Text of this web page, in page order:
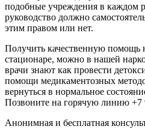
подобные учреждения в каждом
руководство должно
этим правом или нет.
Получить качественную помощь
стационаре, можно в нашей
врачи знают как провести
помощи медикаментозных
вернуться в нормальное
Позвоните на горячую линию +7
Анонимная и бесплатная